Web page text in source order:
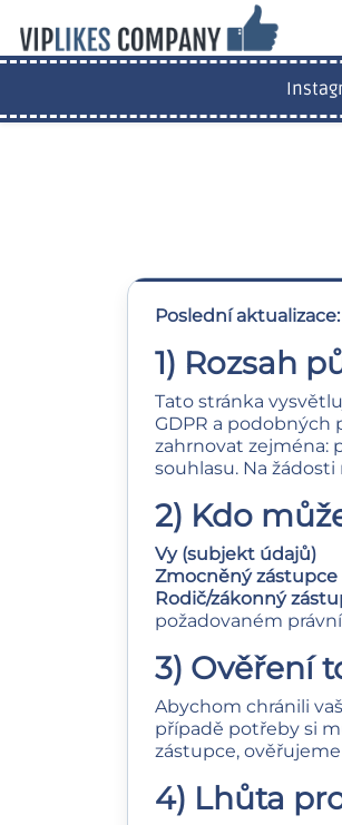
Poslední aktualizace:
1) Rozsah
Tato stránka
GDPR a podobných
zahrnovat zejména:
souhlasu. Na
2) Kdo
Vy (subjekt údajů)
Zmocněný zástupce
Rodič/zákonný
požadovaném
3) Ověření
Abychom chránili
případě potřeby si
zástupce,
4) Lhůta